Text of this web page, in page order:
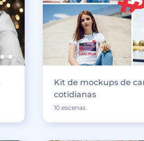
Kit de mockups de
cotidianas
10 escenas